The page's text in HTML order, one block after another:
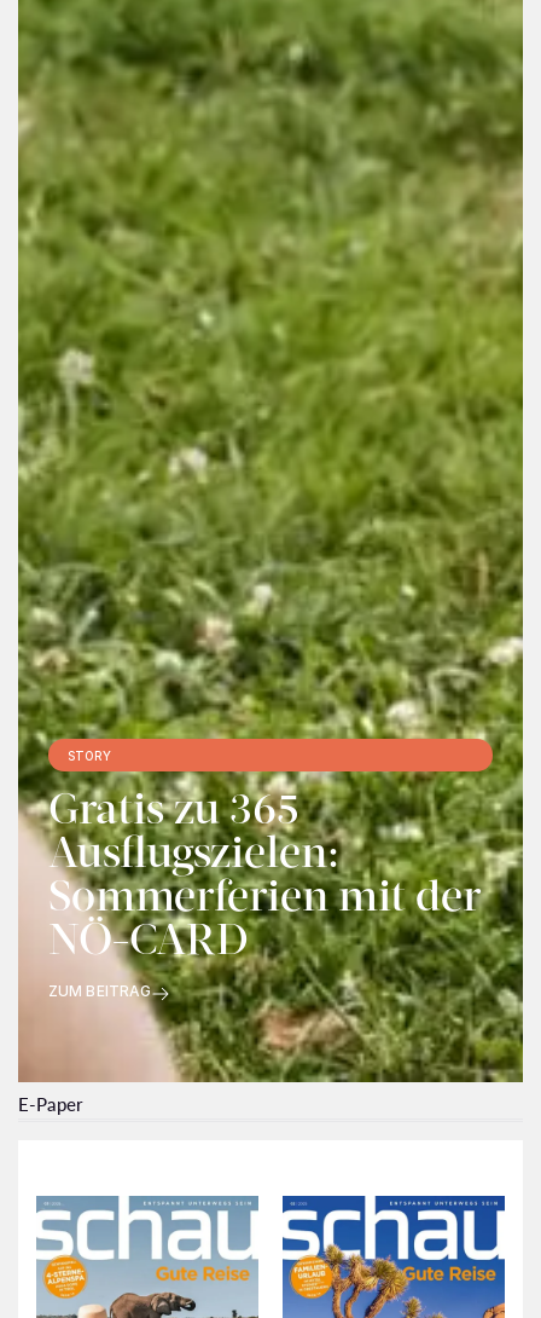
STORY
Gratis zu 365
Ausflugszielen:
Sommerferien mit der
NÖ-CARD
ZUM BEITRAG
E-Paper